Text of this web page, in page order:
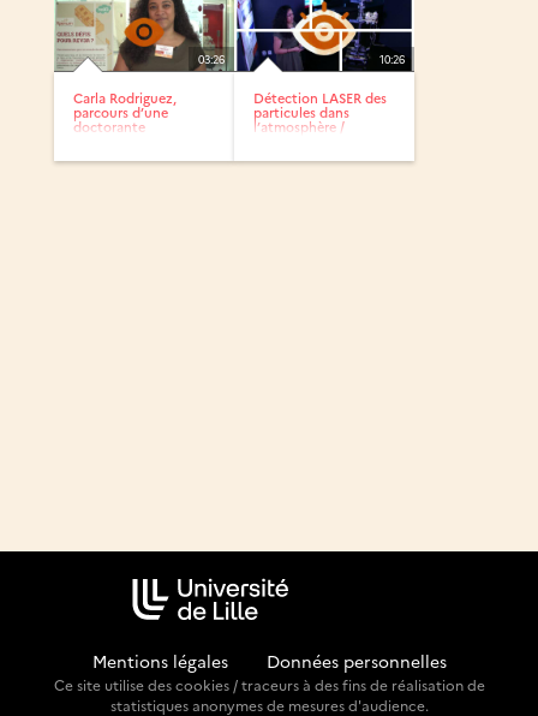
03:26
Carla Rodriguez,
parcours d’une
doctorante
10:26
Détection LASER des
particules dans
l’atmosphère /
Mentions légales Données personnelles
Ce site utilise des cookies / traceurs à des fins de réalisation de
statistiques anonymes de mesures d'audience.